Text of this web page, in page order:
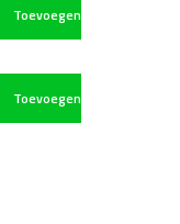
Toevoegen
Toevoegen